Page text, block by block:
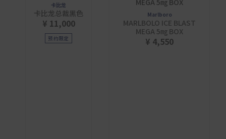
卡比龙
卡比龙总裁黑色
¥ 11,000
预约限定
Marlboro
MARLBOLO ICE BLAST
MEGA 5㎎ BOX
¥ 4,550